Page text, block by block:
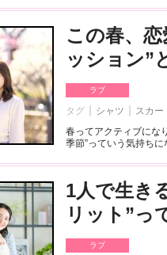
この春、
ッション”
ラブ
タグ シャツ スカー
春ってアクティブにな
季節”っていう気持ち
1人で生き
リット”っ
ラブ